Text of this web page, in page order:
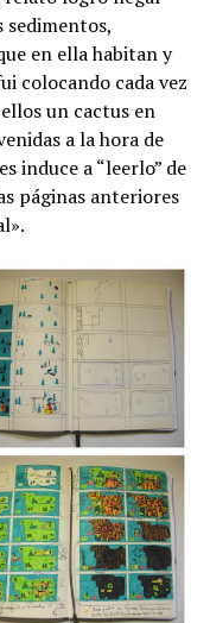
sedimentos,
en ella habitan y
colocando cada vez
un cactus en
a la hora de
induce a “leerlo” de
páginas anteriores